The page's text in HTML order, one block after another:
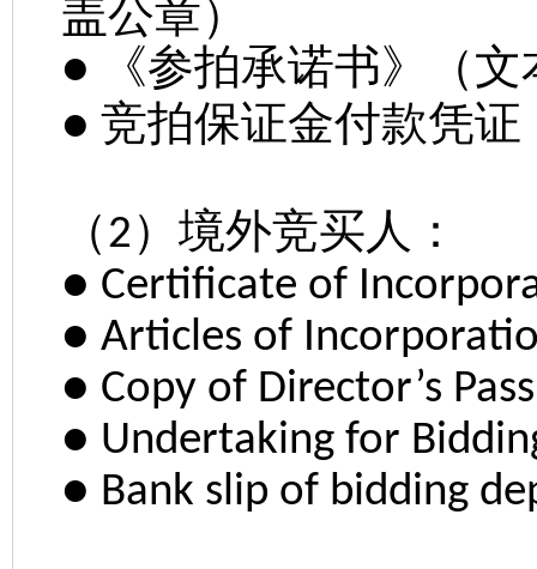
盖公章）
● 《参拍承诺书》（
● 竞拍保证金付款凭证
（2）境外竞买人：
● Certificate of
● Articles of
● Copy of Director’s
● Undertaking for
● Bank slip of bidding